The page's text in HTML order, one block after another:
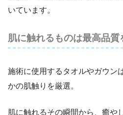
いています。
肌に触れるものは最高品質
施術に使用するタオルやガウン
かの肌触りを厳選。
肌に触れるその瞬間から、癒や